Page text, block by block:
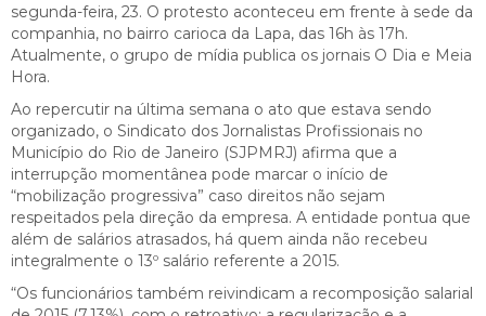
segunda-feira, 23. O protesto aconteceu em frente à sede da
companhia, no bairro carioca da Lapa, das 16h às 17h.
Atualmente, o grupo de mídia publica os jornais O Dia e Meia
Hora.
Ao repercutir na última semana o ato que estava sendo
organizado, o Sindicato dos Jornalistas Profissionais no
Município do Rio de Janeiro (SJPMRJ) afirma que a
interrupção momentânea pode marcar o início de
“mobilização progressiva” caso direitos não sejam
respeitados pela direção da empresa. A entidade pontua que
além de salários atrasados, há quem ainda não recebeu
integralmente o 13º salário referente a 2015.
“Os funcionários também reivindicam a recomposição salarial